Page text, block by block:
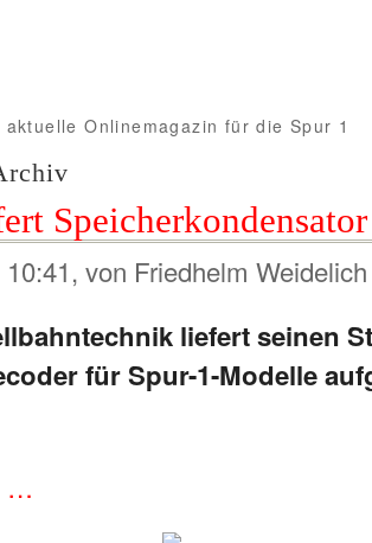
aktuelle Onlinemagazin für die Spur 1
Speicherkondensator
, von Friedhelm Weidelich
liefert seinen
für Spur-1-Modelle
…